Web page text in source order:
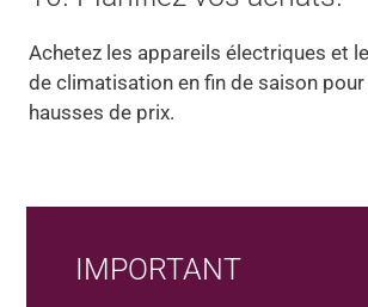
Achetez les appareils électriques et
de climatisation en fin de saison
hausses de prix.
IMPORTANT